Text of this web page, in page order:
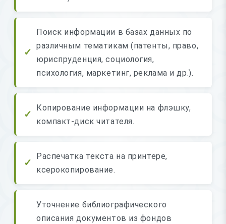
Поиск информации в базах данных по
различным тематикам (патенты, право,
юриспруденция, социология,
психология, маркетинг, реклама и др.).
Копирование информации на флэшку,
компакт-диск читателя.
Распечатка текста на принтере,
ксерокопирование.
Уточнение библиографического
описания документов из фондов